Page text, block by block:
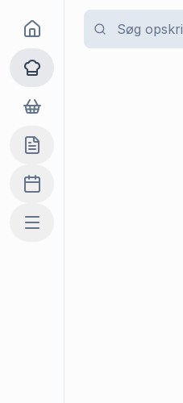
Goma
Opskrifter
Dagligvarer
Indkøbslisten
Madplan
Mere